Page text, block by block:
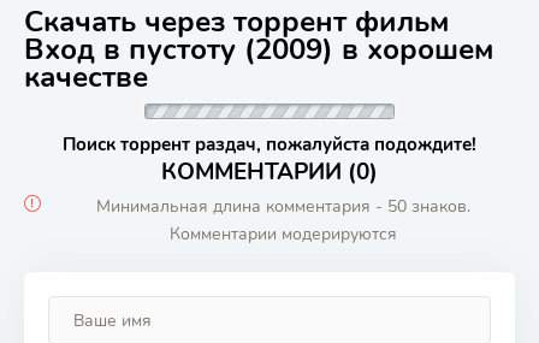
Скачать через торрент фильм
Вход в пустоту (2009) в хорошем
качестве
Поиск торрент раздач, пожалуйста подождите!
КОММЕНТАРИИ (0)
Минимальная длина комментария - 50 знаков.
Комментарии модерируются